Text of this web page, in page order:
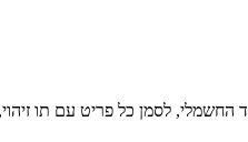
לסמן כל פריט עם תו